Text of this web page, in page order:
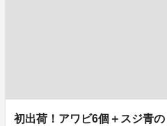
初出荷！アワビ6個＋スジ青の